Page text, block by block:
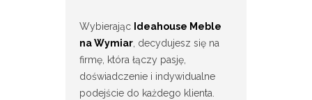
Wybierając Ideahouse Meble
na Wymiar, decydujesz się na
firmę, która łączy pasję,
doświadczenie i indywidualne
podejście do każdego klienta.